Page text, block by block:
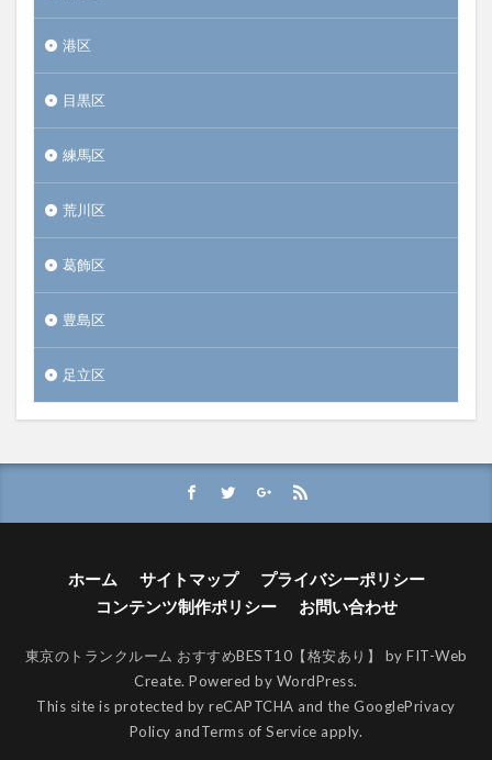
港区
目黒区
練馬区
荒川区
葛飾区
豊島区
足立区
ホーム サイトマップ
プライバシーポリシー
コンテンツ制作ポリシー
お問い合わせ
東京のトランクルーム おすすめBEST10【格安あり】 by FIT-Web
Create. Powered by WordPress.
This site is protected by reCAPTCHA and the GooglePrivacy
Policy andTerms of Service apply.